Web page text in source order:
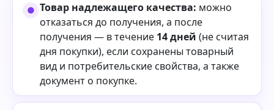
Товар надлежащего качества: можно
отказаться до получения, а после
получения — в течение 14 дней (не считая
дня покупки), если сохранены товарный
вид и потребительские свойства, а также
документ о покупке.